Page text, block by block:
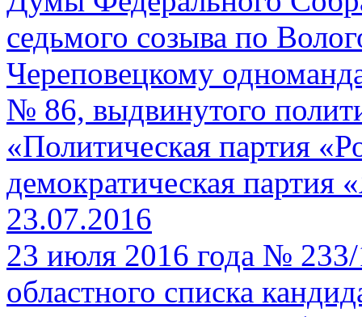
седьмого созыва по
Череповецкому
№ 86, выдвинутого
«Политическая партия
демократическая
23.07.2016
23 июля 2016 года №
областного списка